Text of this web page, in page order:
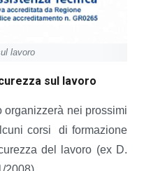
lavoro
sul lavoro
organizzerà nei prossimi
corsi di formazione
del lavoro (ex D.